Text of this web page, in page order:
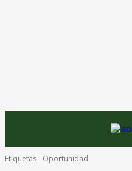
Etiquetas Oportunidad